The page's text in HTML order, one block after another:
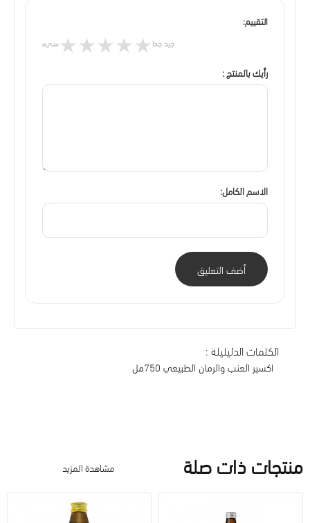
التقييم:
سيء ★★★★★ جيد جدا
رأيك بالمنتج :
الاسم الكامل:
أضف التعليق
الكلمات الدليليلة :
اكسير العنب والرمان الطبيعي 750مل
منتجات ذات صلة مشاهدة المزيد